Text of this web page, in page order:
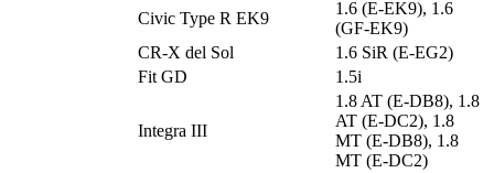
Civic Type R EK9
1.6 (E-EK9), 1.6
(GF-EK9)
CR-X del Sol
1.6 SiR (E-EG2)
Fit GD
1.5i
Integra III
1.8 AT (E-DB8), 1.8
AT (E-DC2), 1.8
MT (E-DB8), 1.8
MT (E-DC2)